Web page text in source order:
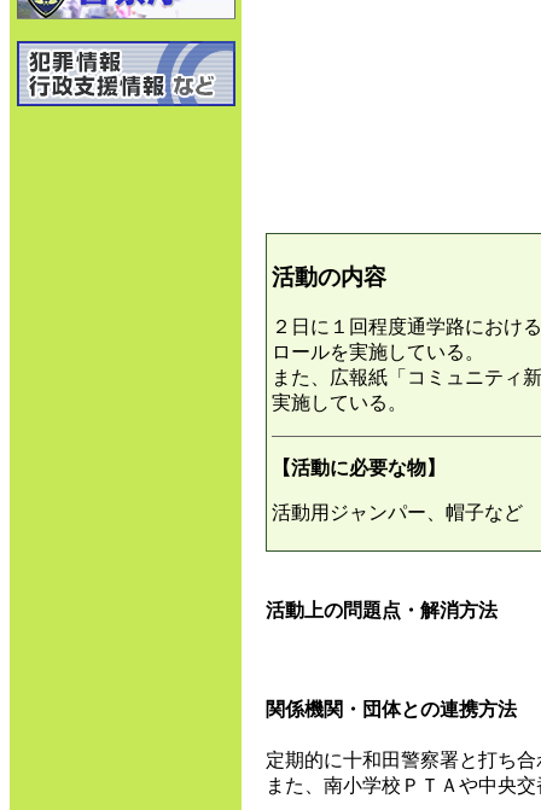
活動の内容
２日に１回程度通学路におけ
ロールを実施している。
また、広報紙「コミュニティ
実施している。
【活動に必要な物】
活動用ジャンパー、帽子など
活動上の問題点・解消方法
関係機関・団体との連携方法
定期的に十和田警察署と打ち
また、南小学校ＰＴＡや中央